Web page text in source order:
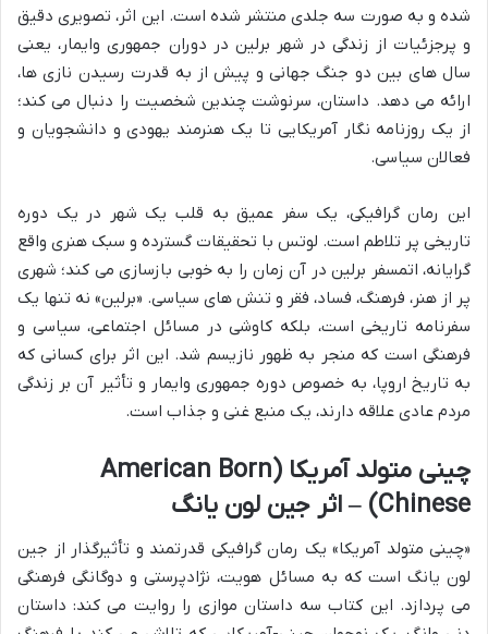
شده و به صورت سه جلدی منتشر شده است. این اثر، تصویری دقیق
و پرجزئیات از زندگی در شهر برلین در دوران جمهوری وایمار، یعنی
سال های بین دو جنگ جهانی و پیش از به قدرت رسیدن نازی ها،
ارائه می دهد. داستان، سرنوشت چندین شخصیت را دنبال می کند؛
از یک روزنامه نگار آمریکایی تا یک هنرمند یهودی و دانشجویان و
فعالان سیاسی.
این رمان گرافیکی، یک سفر عمیق به قلب یک شهر در یک دوره
تاریخی پر تلاطم است. لوتس با تحقیقات گسترده و سبک هنری واقع
گرایانه، اتمسفر برلین در آن زمان را به خوبی بازسازی می کند؛ شهری
پر از هنر، فرهنگ، فساد، فقر و تنش های سیاسی. «برلین» نه تنها یک
سفرنامه تاریخی است، بلکه کاوشی در مسائل اجتماعی، سیاسی و
فرهنگی است که منجر به ظهور نازیسم شد. این اثر برای کسانی که
به تاریخ اروپا، به خصوص دوره جمهوری وایمار و تأثیر آن بر زندگی
مردم عادی علاقه دارند، یک منبع غنی و جذاب است.
چینی متولد آمریکا (American Born
Chinese) – اثر جین لون یانگ
«چینی متولد آمریکا» یک رمان گرافیکی قدرتمند و تأثیرگذار از جین
لون یانگ است که به مسائل هویت، نژادپرستی و دوگانگی فرهنگی
می پردازد. این کتاب سه داستان موازی را روایت می کند: داستان